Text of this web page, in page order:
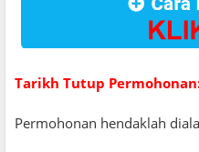
Tarikh Tutup
Permohonan hendaklah